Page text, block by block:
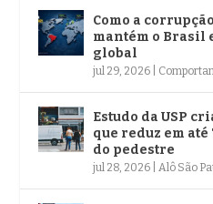
Como a
mantém o Brasil
global
jul 29, 2026
Estudo da USP
que reduz em até
do pedestre
jul 28, 2026 Alô São